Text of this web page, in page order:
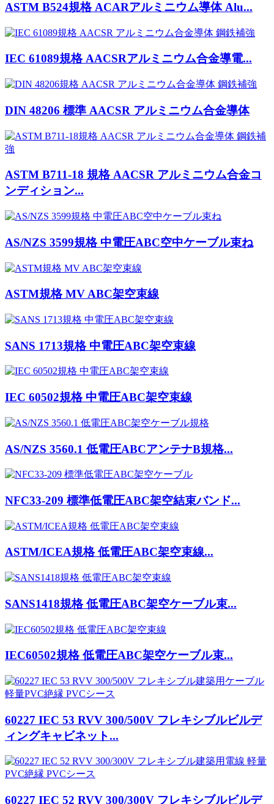
ASTM B524規格 ACARアルミニウム導体 Alu...
IEC 61089規格 AACSRアルミニウム合金導電...
DIN 48206 標準 AACSR アルミニウム合金導体
ASTM B711-18 規格 AACSR アルミニウム合金コ
ンディション...
AS/NZS 3599規格 中電圧ABC空中ケーブル束ね
ASTM規格 MV ABC架空束線
SANS 1713規格 中電圧ABC架空束線
IEC 60502規格 中電圧ABC架空束線
AS/NZS 3560.1 低電圧ABCアンテナB規格...
NFC33-209 標準低電圧ABC架空結束バンド...
ASTM/ICEA規格 低電圧ABC架空束線...
SANS1418規格 低電圧ABC架空ケーブル束...
IEC60502規格 低電圧ABC架空ケーブル束...
60227 IEC 53 RVV 300/500V フレキシブルビルデ
ィングキャビネット...
60227 IEC 52 RVV 300/300V フレキシブルビルデ